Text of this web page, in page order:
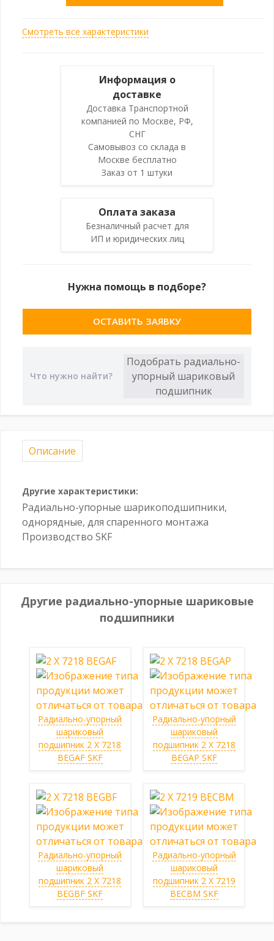
Смотреть все характеристики
Информация о
доставке
Доставка Транспортной
компанией по Москве, РФ,
СНГ
Самовывоз со склада в
Москве бесплатно
Заказ от 1 штуки
Оплата заказа
Безналичный расчет для
ИП и юридических лиц
Нужна помощь в подборе?
ОСТАВИТЬ ЗАЯВКУ
Описание
Другие характеристики:
Радиально-упорные шарикоподшипники,
однорядные, для спаренного монтажа
Производство SKF
Другие радиально-упорные шариковые
подшипники
Радиально-упорный
шариковый
подшипник 2 X 7218
BEGAF SKF
Радиально-упорный
шариковый
подшипник 2 X 7218
BEGAP SKF
Радиально-упорный
шариковый
подшипник 2 X 7218
BEGBF SKF
Радиально-упорный
шариковый
подшипник 2 X 7219
BECBM SKF